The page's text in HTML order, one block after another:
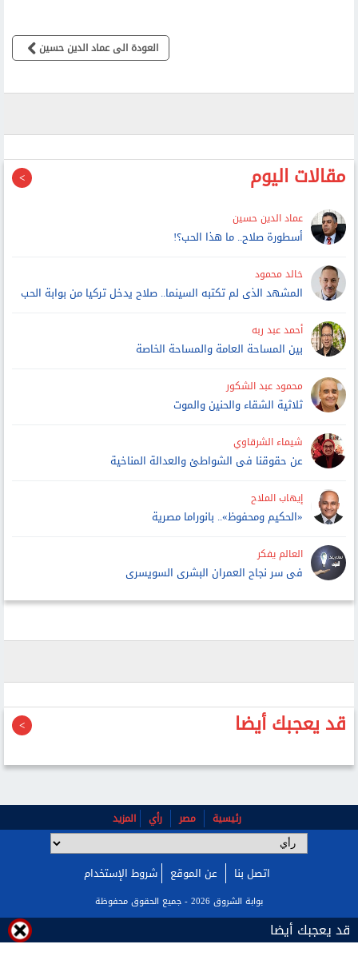
قد يعجبك أيضا
العودة الى عماد الدين حسين
مقالات اليوم
عماد الدين حسين
أسطورة صلاح.. ما هذا الحب؟!
خالد محمود
المشهد الذى لم تكتبه السينما.. صلاح يدخل تركيا من بوابة الحب
أحمد عبد ربه
بين المساحة العامة والمساحة الخاصة
محمود عبد الشكور
ثلاثية الشقاء والحنين والموت
شيماء الشرقاوي
عن حقوقنا فى الشواطئ والعدالة المناخية
إيهاب الملاح
«الحكيم ومحفوظ».. بانوراما مصرية
العالم يفكر
فى سر نجاح العمران البشرى السويسرى
قد يعجبك أيضا
رئيسية مصر رأي المزيد
اتصل بنا عن الموقع شروط الإستخدام
بوابة الشروق 2026 - جميع الحقوق محفوظة